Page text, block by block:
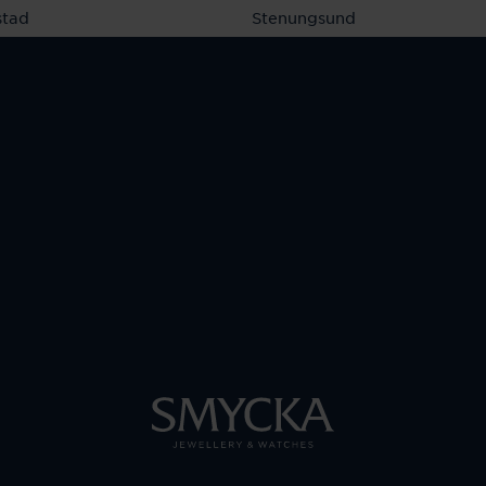
Stenungsund